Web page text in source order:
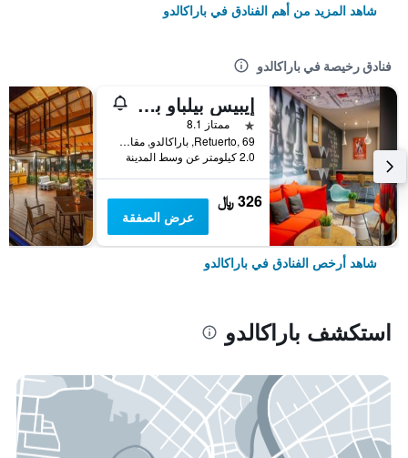
شاهد المزيد من أهم الفنادق في باراكالدو
فنادق رخيصة في باراكالدو
إيبيس بيلباو باراكالدو
نجمة واحدة
ممتاز 8.1
Retuerto, 69, باراكالدو, مقاطعة بيسكاي, أسبانيا
2.0 كيلومتر عن وسط المدينة
326 ﷼
عرض الصفقة
شاهد أرخص الفنادق في باراكالدو
استكشف باراكالدو